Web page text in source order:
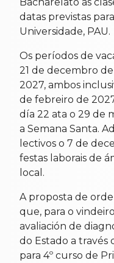
datas previstas
Universidade, PAU.
Os períodos de
21 de decembro
2027, ambos
de febreiro de
día 22 ata o 29 de
a Semana Santa.
lectivos o 7 de
festas laborais de
local.
A proposta de
que, para o
avaliación de
do Estado a través
para 4º curso de